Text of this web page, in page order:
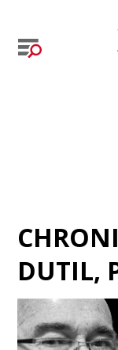
DUTIL,